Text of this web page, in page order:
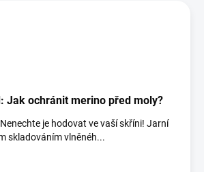
Jak ochránit merino před moly?
je hodovat ve vaší skříni! Jarní
skladováním vlněnéh...